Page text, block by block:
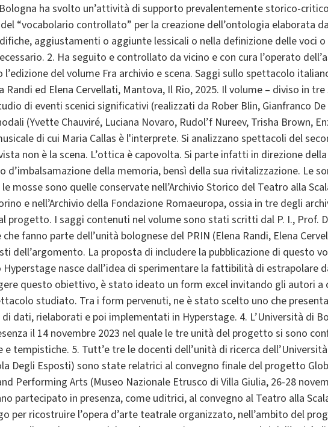
ha svolto un’attività di supporto prevalentemente storico-
“vocabolario controllato” per la creazione dell’ontologia elaborata
aggiustamenti o aggiunte lessicali o nella definizione delle voci o
2. Ha seguito e controllato da vicino e con cura l’operato
del volume Fra archivio e scena. Saggi sullo spettacolo
ed Elena Cervellati, Mantova, Il Rio, 2025. Il volume – diviso in tre
di eventi scenici significativi (realizzati da Rober Blin, Gianfranco De
(Yvette Chauviré, Luciana Novaro, Rudol’f Nureev, Trisha Brown,
di cui Maria Callas è l'interprete. Si analizzano spettacoli del
non è la scena. L’ottica è capovolta. Si parte infatti in direzione
d’imbalsamazione della memoria, bensì della sua rivitalizzazione. Le
mosse sono quelle conservate nell’Archivio Storico del Teatro alla
e nell’Archivio della Fondazione Romaeuropa, ossia in tre degli
progetto. I saggi contenuti nel volume sono stati scritti dal P. I., Prof.
fanno parte dell’unità bolognese del PRIN (Elena Randi, Elena
dell’argomento. La proposta di includere la pubblicazione di questo
nasce dall’idea di sperimentare la fattibilità di estrapolare
questo obiettivo, è stato ideato un form excel invitando gli autori a
studiato. Tra i form pervenuti, ne è stato scelto uno che
dati, rielaborati e poi implementati in Hyperstage. 4. L’Università di
il 14 novembre 2023 nel quale le tre unità del progetto si sono
tempistiche. 5. Tutt’e tre le docenti dell’unità di ricerca
Degli Esposti) sono state relatrici al convegno finale del progetto
Performing Arts (Museo Nazionale Etrusco di Villa Giulia, 26-28
partecipato in presenza, come uditrici, al convegno al Teatro alla
per ricostruire l’opera d’arte teatrale organizzato, nell’ambito del